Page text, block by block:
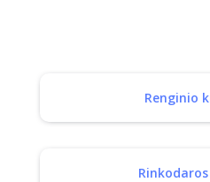
Renginio